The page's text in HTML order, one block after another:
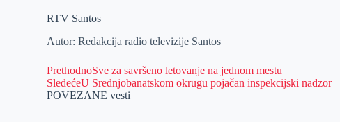
RTV Santos
Autor: Redakcija radio televizije Santos
PrethodnoSve za savršeno letovanje na jednom mestu
SledećeU Srednjobanatskom okrugu pojačan inspekcijski nadzor
POVEZANE vesti